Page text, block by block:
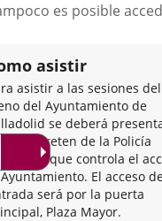
una
es posible
asistir
asistir a las sesiones del
del Ayuntamiento de
se deberá
en el reten de la Policía
que controla el
El acceso
será por la puerta
Plaza Mayor.